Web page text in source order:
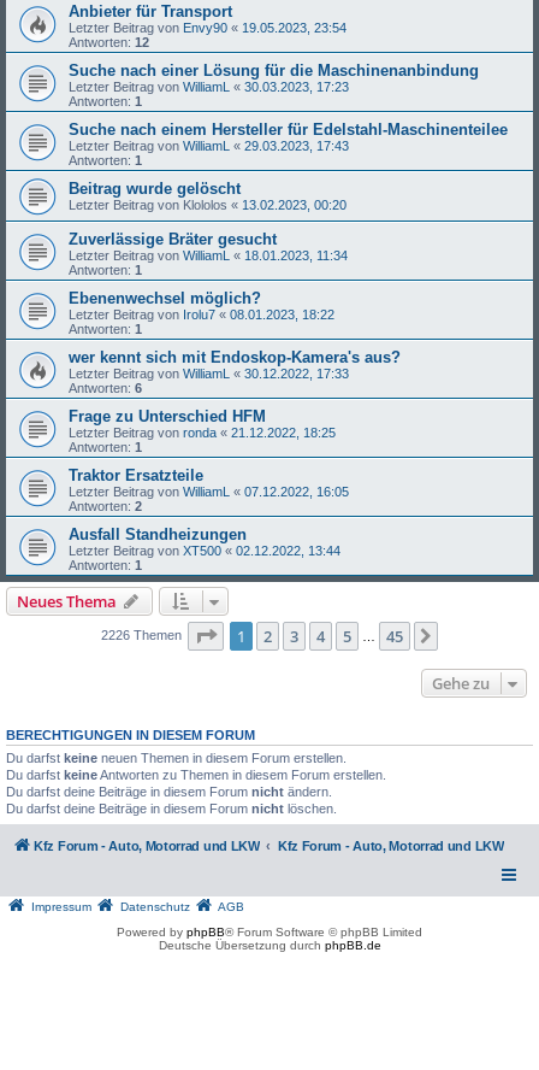
Anbieter für Transport
Letzter Beitrag von Envy90 « 19.05.2023, 23:54
Antworten: 12
Suche nach einer Lösung für die Maschinenanbindung
Letzter Beitrag von WilliamL « 30.03.2023, 17:23
Antworten: 1
Suche nach einem Hersteller für Edelstahl-Maschinenteilee
Letzter Beitrag von WilliamL « 29.03.2023, 17:43
Antworten: 1
Beitrag wurde gelöscht
Letzter Beitrag von Klololos « 13.02.2023, 00:20
Zuverlässige Bräter gesucht
Letzter Beitrag von WilliamL « 18.01.2023, 11:34
Antworten: 1
Ebenenwechsel möglich?
Letzter Beitrag von Irolu7 « 08.01.2023, 18:22
Antworten: 1
wer kennt sich mit Endoskop-Kamera's aus?
Letzter Beitrag von WilliamL « 30.12.2022, 17:33
Antworten: 6
Frage zu Unterschied HFM
Letzter Beitrag von ronda « 21.12.2022, 18:25
Antworten: 1
Traktor Ersatzteile
Letzter Beitrag von WilliamL « 07.12.2022, 16:05
Antworten: 2
Ausfall Standheizungen
Letzter Beitrag von XT500 « 02.12.2022, 13:44
Antworten: 1
Neues Thema
2226 Themen Seite 1von 45
1 2 3 4 5 45
Gehe zu
BERECHTIGUNGEN IN DIESEM FORUM
Du darfst keine neuen Themen in diesem Forum erstellen.
Du darfst keineAntworten zu Themen in diesem Forum erstellen.
Du darfst deine Beiträge in diesem Forum nicht ändern.
Du darfst deine Beiträge in diesem Forum nicht löschen.
Kfz Forum - Auto, Motorrad und LKW Kfz Forum - Auto, Motorrad und LKW
Impressum Datenschutz
AGB
Powered by phpBB® Forum Software © phpBB Limited
Deutsche Übersetzung durch phpBB.de